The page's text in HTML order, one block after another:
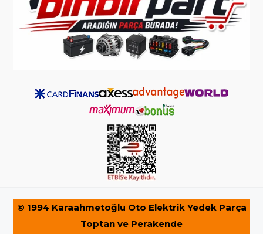
© 1994 Karaahmetoğlu Oto Elektrik Yedek Parça
Toptan ve Perakende